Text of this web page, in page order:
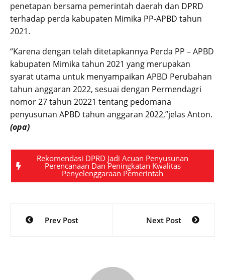
penetapan bersama pemerintah daerah dan DPRD
terhadap perda kabupaten Mimika PP-APBD tahun
2021.
“Karena dengan telah ditetapkannya Perda PP – APBD
kabupaten Mimika tahun 2021 yang merupakan
syarat utama untuk menyampaikan APBD Perubahan
tahun anggaran 2022, sesuai dengan Permendagri
nomor 27 tahun 20221 tentang pedomana
penyusunan APBD tahun anggaran 2022,”jelas Anton.
(opa)
Rekomendasi DPRD Jadi Acuan Penyusunan
Perencanaan Dan Peningkatan Kwalitas
Penyelenggaraan Pemerintah
Post
navigation
Prev Post Next Post